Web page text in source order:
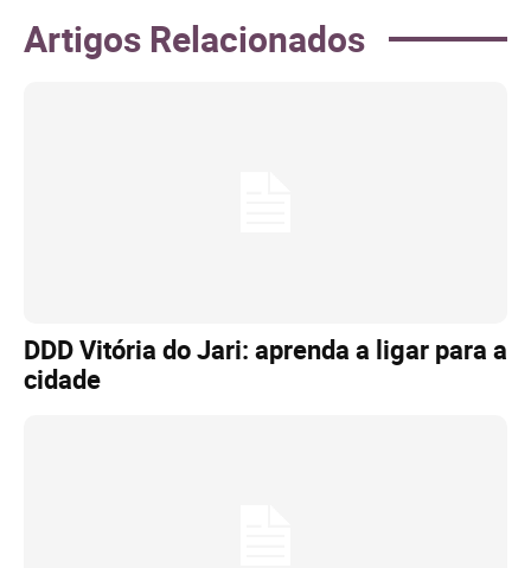
Artigos Relacionados
DDD Vitória do Jari: aprenda a ligar para a
cidade